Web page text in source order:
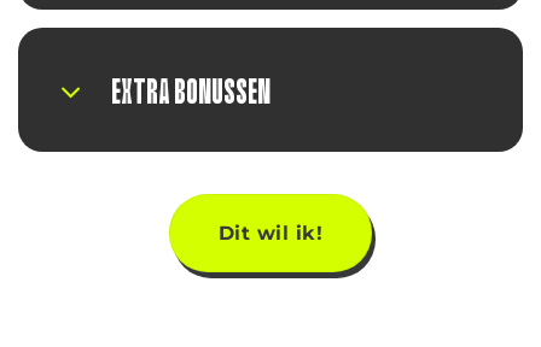
EXTRA BONUSSEN
Dit wil ik!